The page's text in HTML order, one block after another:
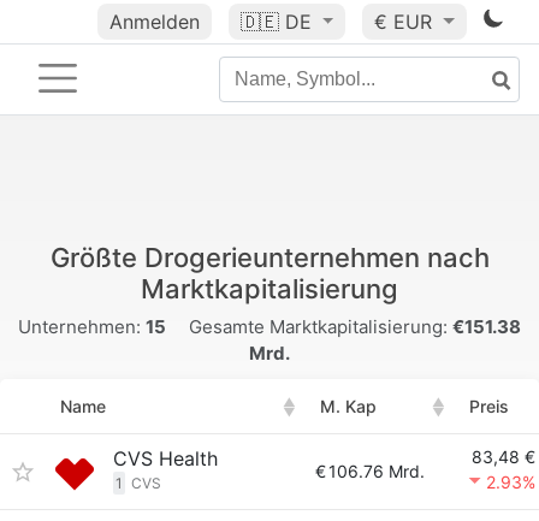
Anmelden 🇩🇪 DE € EUR
Größte Drogerieunternehmen nach
Marktkapitalisierung
Unternehmen: 15 Gesamte Marktkapitalisierung: €151.38
Mrd.
Name M. Kap Preis
CVS Health
1 CVS
€106.76 Mrd.
83,48 €
2.93%